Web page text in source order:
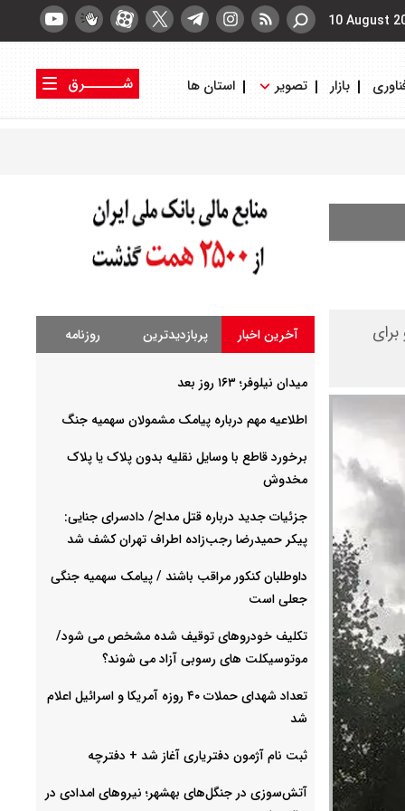
10 August
بازار تصویر استان ها
شــــــرق
بود و برای
آخرین اخبار پربازدیدترین روزنامه
میدان نیلوفر؛ ۱۶۳ روز بعد
اطلاعیه مهم درباره پیامک مشمولان سهمیه جنگ
برخورد قاطع با وسایل نقلیه بدون پلاک یا پلاک
مخدوش
جزئیات جدید درباره قتل مداح/ دادسرای جنایی:
پیکر حمیدرضا رجب‌زاده اطراف تهران کشف شد
داوطلبان کنکور مراقب باشند / پیامک سهمیه جنگی
جعلی است
تکلیف خودروهای توقیف شده مشخص می شود/
موتوسیکلت های رسوبی آزاد می شوند؟
تعداد شهدای حملات ۴۰ روزه آمریکا و اسرائیل اعلام
شد
ثبت نام آژمون دفتریاری آغاز شد + دفترچه
آتش‌سوزی در جنگل‌های بهشهر؛ نیرو‌های امدادی در